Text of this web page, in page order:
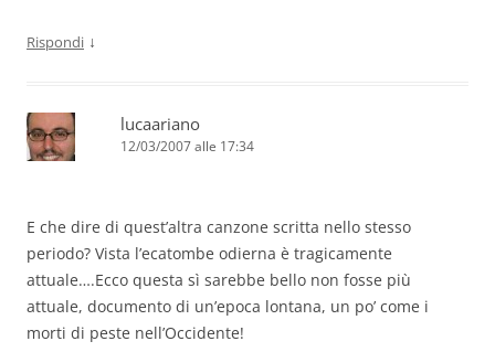
Rispondi ↓
lucaariano
12/03/2007 alle 17:34
E che dire di quest’altra canzone scritta nello stesso
periodo? Vista l’ecatombe odierna è tragicamente
attuale….Ecco questa sì sarebbe bello non fosse più
attuale, documento di un’epoca lontana, un po’ come i
morti di peste nell’Occidente!